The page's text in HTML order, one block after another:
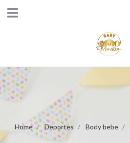
Home Deportes Body bebe